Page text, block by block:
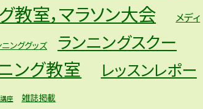
教室，マラソン大会
メディ
ンググッズ
ランニングスクー
ング教室
レッスンレポー
座 雑誌掲載